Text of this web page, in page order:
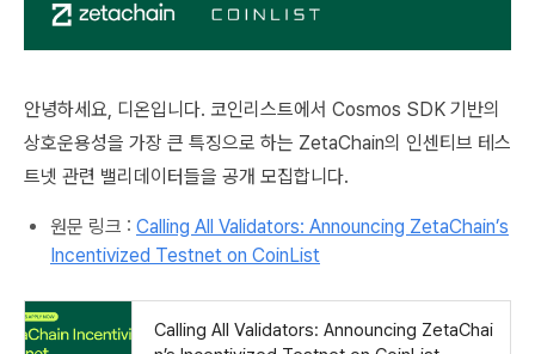
안녕하세요, 디온입니다. 코인리스트에서 Cosmos SDK 기반의
상호운용성을 가장 큰 특징으로 하는 ZetaChain의 인센티브 테스
트넷 관련 밸리데이터들을 공개 모집합니다.
원문 링크 : Calling All Validators: Announcing ZetaChain’s
Incentivized Testnet on CoinList
Calling All Validators: Announcing ZetaChai